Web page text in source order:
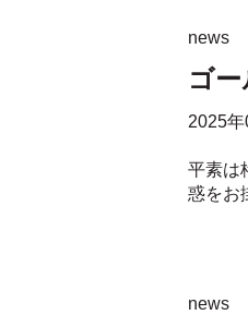
news
ゴ
2025年
平素は
惑をお
news